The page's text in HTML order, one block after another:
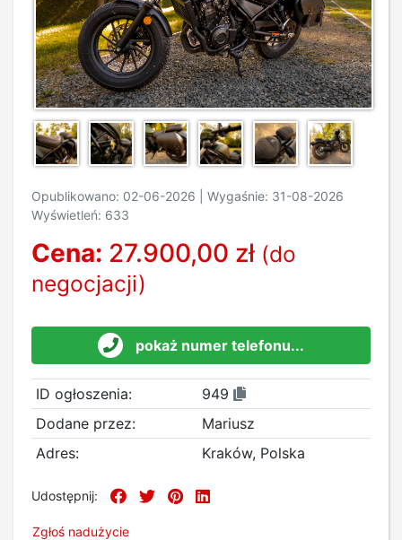
Opublikowano: 02-06-2026 | Wygaśnie: 31-08-2026
Wyświetleń: 633
Cena: 27.900,00 zł (do
negocjacji)
pokaż numer telefonu...
ID ogłoszenia:
949
Dodane przez:
Mariusz
Adres:
Kraków, Polska
Udostępnij:
Zgłoś nadużycie